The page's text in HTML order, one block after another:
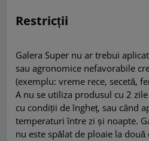
Restricții
Galera Super nu ar trebui
sau agronomice nefavorabile
(exemplu: vreme rece, secetă,
A nu se utiliza produsul cu 2
cu condiții de îngheț, sau când
temperaturi între zi și noapte.
nu este spălat de ploaie la două